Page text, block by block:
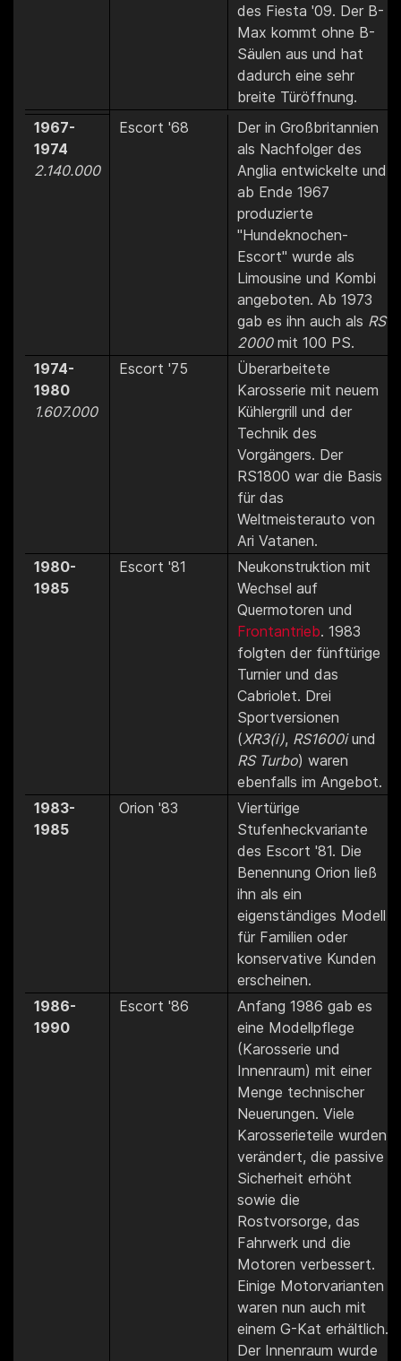
des Fiesta '09. Der B-
Max kommt ohne B-
Säulen aus und hat
dadurch eine sehr
breite Türöffnung.
1967-
1974
2.140.000
Escort '68
Der in Großbritannien
als Nachfolger des
Anglia entwickelte und
ab Ende 1967
produzierte
"Hundeknochen-
Escort" wurde als
Limousine und Kombi
angeboten. Ab 1973
gab es ihn auch als RS
2000mit 100 PS.
1974-
1980
1.607.000
Escort '75
Überarbeitete
Karosserie mit neuem
Kühlergrill und der
Technik des
Vorgängers. Der
RS1800 war die Basis
für das
Weltmeisterauto von
Ari Vatanen.
1980-
1985
Escort '81
Neukonstruktion mit
Wechsel auf
Quermotoren und
Frontantrieb. 1983
folgten der fünftürige
Turnier und das
Cabriolet. Drei
Sportversionen
(XR3(i), RS1600iund
RS Turbo) waren
ebenfalls im Angebot.
1983-
1985
Orion '83
Viertürige
Stufenheckvariante
des Escort '81. Die
Benennung Orion ließ
ihn als ein
eigenständiges Modell
für Familien oder
konservative Kunden
erscheinen.
1986-
1990
Escort '86
Anfang 1986 gab es
eine Modellpflege
(Karosserie und
Innenraum) mit einer
Menge technischer
Neuerungen. Viele
Karosserieteile wurden
verändert, die passive
Sicherheit erhöht
sowie die
Rostvorsorge, das
Fahrwerk und die
Motoren verbessert.
Einige Motorvarianten
waren nun auch mit
einem G-Kat erhältlich.
Der Innenraum wurde